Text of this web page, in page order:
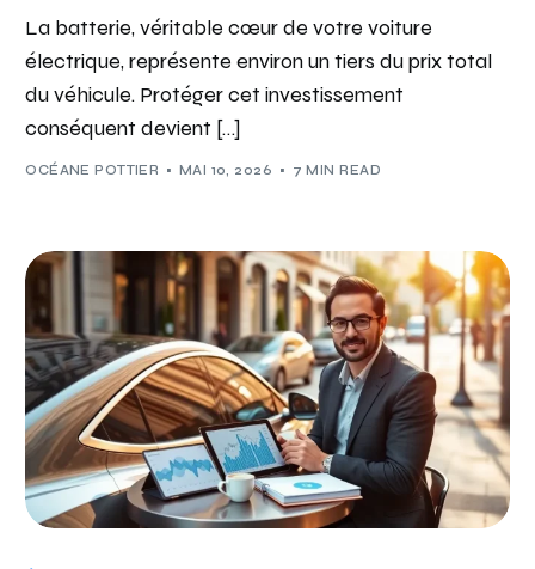
La batterie, véritable cœur de votre voiture
électrique, représente environ un tiers du prix total
du véhicule. Protéger cet investissement
conséquent devient […]
OCÉANE POTTIER MAI 10, 2026 7 MIN READ